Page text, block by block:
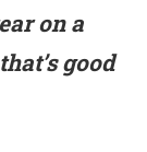
on a
good